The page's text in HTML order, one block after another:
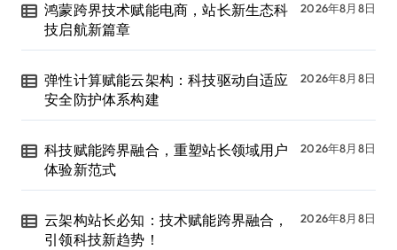
鸿蒙跨界技术赋能电商，站长新生态科
技启航新篇章
2026年8月8日
弹性计算赋能云架构：科技驱动自适应
安全防护体系构建
2026年8月8日
科技赋能跨界融合，重塑站长领域用户
体验新范式
2026年8月8日
云架构站长必知：技术赋能跨界融合，
引领科技新趋势！
2026年8月8日